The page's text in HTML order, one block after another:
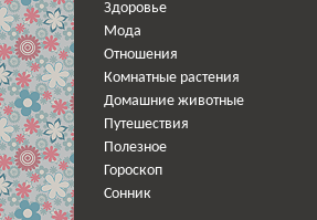
Здоровье
Мода
Отношения
Комнатные растения
Домашние животные
Путешествия
Полезное
Гороскоп
Сонник